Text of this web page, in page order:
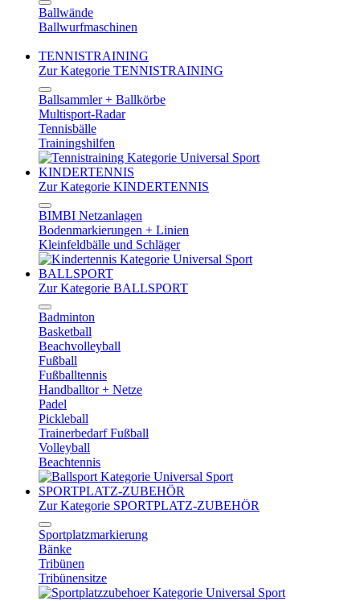
Ballwände
Ballwurfmaschinen
TENNISTRAINING
Zur Kategorie TENNISTRAINING
Ballsammler + Ballkörbe
Multisport-Radar
Tennisbälle
Trainingshilfen
KINDERTENNIS
Zur Kategorie KINDERTENNIS
BIMBI Netzanlagen
Bodenmarkierungen + Linien
Kleinfeldbälle und Schläger
BALLSPORT
Zur Kategorie BALLSPORT
Badminton
Basketball
Beachvolleyball
Fußball
Fußballtennis
Handballtor + Netze
Padel
Pickleball
Trainerbedarf Fußball
Volleyball
Beachtennis
SPORTPLATZ-ZUBEHÖR
Zur Kategorie SPORTPLATZ-ZUBEHÖR
Sportplatzmarkierung
Bänke
Tribünen
Tribünensitze